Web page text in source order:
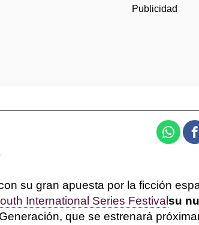
su gran apuesta por la ficción
International Series Festivalsu
que se estrenará